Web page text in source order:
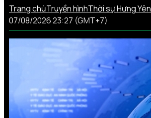
Trang chủTruyền hìnhThời sự Hưng Yên
07/08/2026 23:27 (GMT+7)